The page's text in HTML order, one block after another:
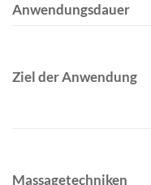
Anwendungsdauer
Ziel der Anwendung
Massagetechniken